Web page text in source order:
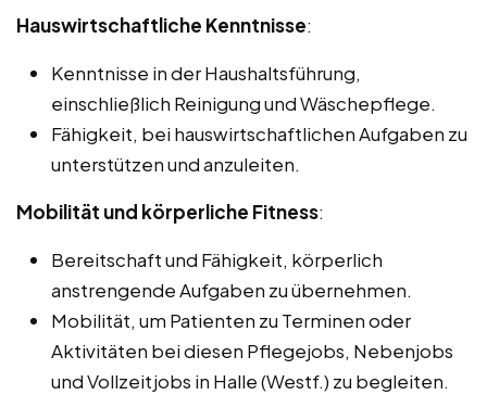
Hauswirtschaftliche Kenntnisse:
Kenntnisse in der Haushaltsführung,
einschließlich Reinigung und Wäschepflege.
Fähigkeit, bei hauswirtschaftlichen Aufgaben zu
unterstützen und anzuleiten.
Mobilität und körperliche Fitness:
Bereitschaft und Fähigkeit, körperlich
anstrengende Aufgaben zu übernehmen.
Mobilität, um Patienten zu Terminen oder
Aktivitäten bei diesen Pflegejobs, Nebenjobs
und Vollzeitjobs in Halle (Westf.) zu begleiten.